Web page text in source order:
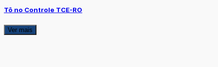
Tô no Controle TCE-RO
Ver mais